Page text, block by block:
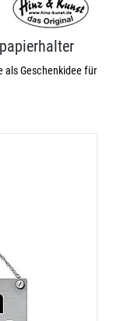
als Geschenkidee für